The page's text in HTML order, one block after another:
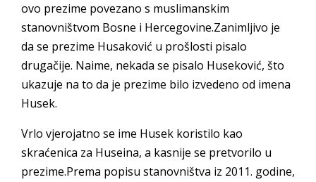
ovo prezime povezano s muslimanskim
stanovništvom Bosne i Hercegovine.Zanimljivo je
da se prezime Husaković u prošlosti pisalo
drugačije. Naime, nekada se pisalo Huseković, što
ukazuje na to da je prezime bilo izvedeno od imena
Husek.
Vrlo vjerojatno se ime Husek koristilo kao
skraćenica za Huseina, a kasnije se pretvorilo u
prezime.Prema popisu stanovništva iz 2011. godine,